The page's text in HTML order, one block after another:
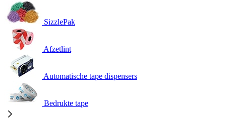
SizzlePak
Afzetlint
Automatische tape dispensers
Bedrukte tape